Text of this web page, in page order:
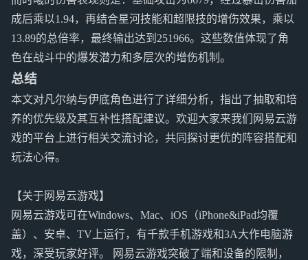
成后乘以1.94，再结合星河技能和超限技的增伤效果，乘以
13.89的总倍率，最终输出达到251966。这些数值体现了角
色在战斗中的爆发潜力和多层次的增伤机制。
总结
本文对凡尔纳与伊底角色进行了详细分析，指出了抽取和培
养的优先级及其互补性搭配建议。欢迎大家来我们网易云游
戏的平台上进行相关交流讨论，共同探讨更优的阵容搭配和
玩法心得。
【关于网易云游戏】
网易云游戏可在Windows、Mac、iOS（iPhone&iPad均覆
盖）、安卓、TV上运行，有千款手机游戏和3A大作电脑游
戏，深受玩家好评。 网易云游戏突破了端和设备的限制，